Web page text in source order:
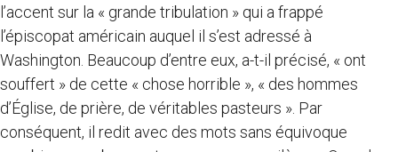
l’accent sur la « grande tribulation » qui a frappé
l’épiscopat américain auquel il s’est adressé à
Washington. Beaucoup d’entre eux, a-t-il précisé, « ont
souffert » de cette « chose horrible », « des hommes
d’Église, de prière, de véritables pasteurs ». Par
conséquent, il redit avec des mots sans équivoque